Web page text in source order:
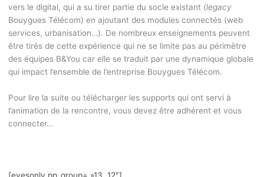
vers le digital, qui a su tirer partie du socle existant (legacy
Bouygues Télécom) en ajoutant des modules connectés (web
services, urbanisation…). De nombreux enseignements peuvent
être tirés de cette expérience qui ne se limite pas au périmètre
des équipes B&You car elle se traduit par une dynamique globale
qui impact l’ensemble de l’entreprise Bouygues Télécom.
Pour lire la suite ou télécharger les supports qui ont servi à
l’animation de la rencontre, vous devez être adhérent et vous
connecter…